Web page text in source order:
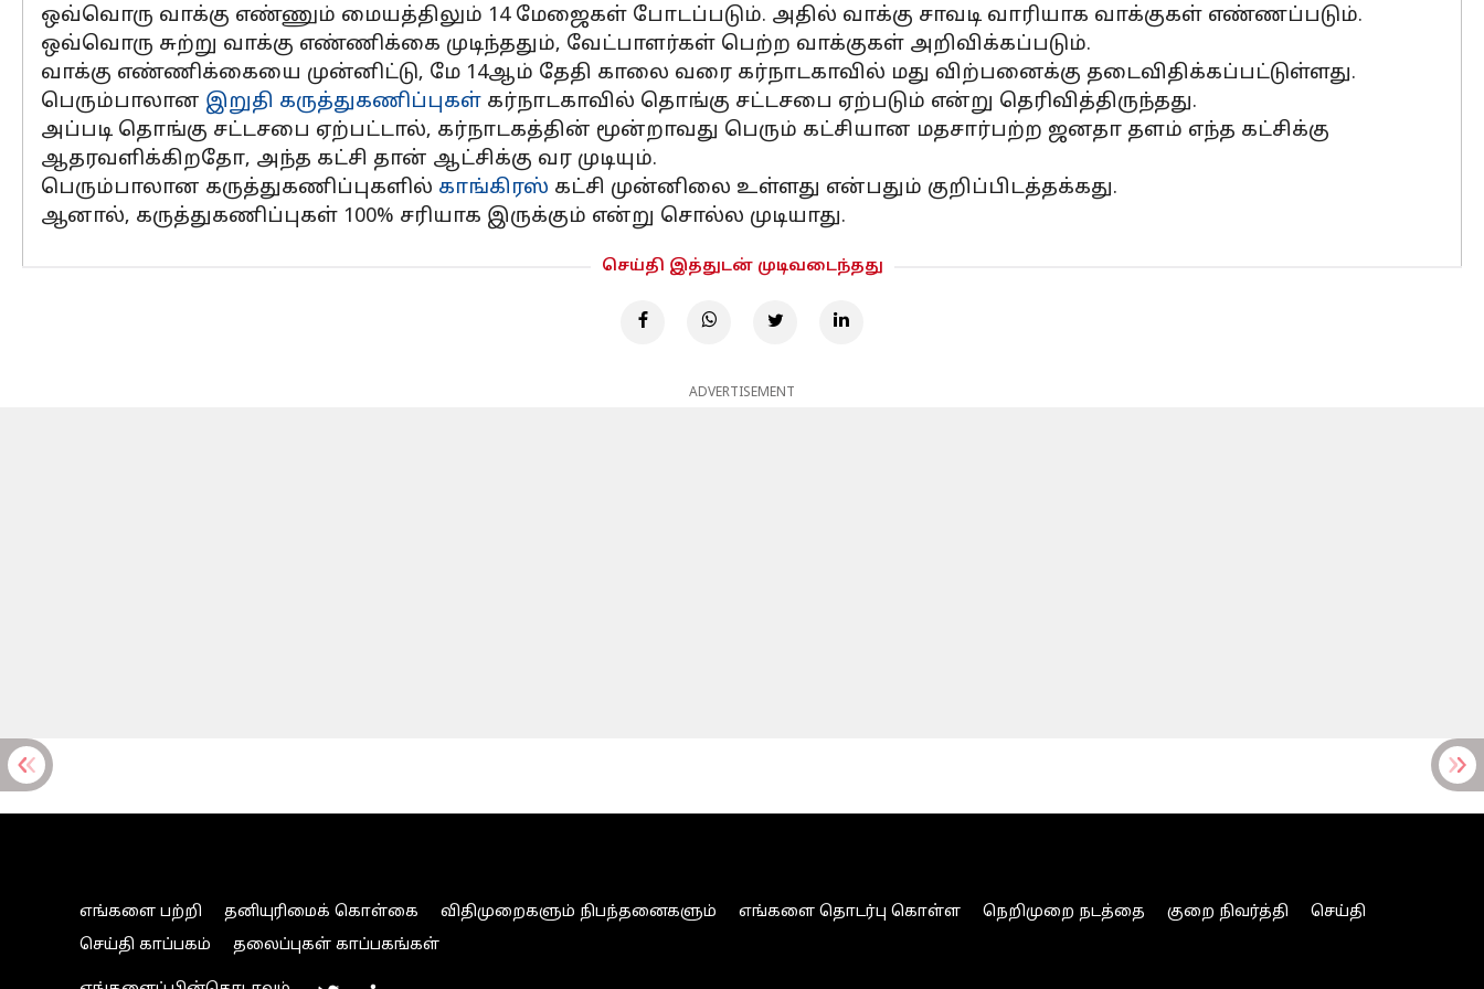
ஒவ்வொரு வாக்கு எண்ணும் மையத்திலும் 14 மேஜைகள் போடப்படும். அதில் வாக்கு சாவடி வாரியாக வாக்குகள் எண்ணப்படும்.
ஒவ்வொரு சுற்று வாக்கு எண்ணிக்கை முடிந்ததும், வேட்பாளர்கள் பெற்ற வாக்குகள் அறிவிக்கப்படும்.
வாக்கு எண்ணிக்கையை முன்னிட்டு, மே 14ஆம் தேதி காலை வரை கர்நாடகாவில் மது விற்பனைக்கு தடைவிதிக்கப்பட்டுள்ளது.
பெரும்பாலான இறுதி கருத்துகணிப்புகள் கர்நாடகாவில் தொங்கு சட்டசபை ஏற்படும் என்று தெரிவித்திருந்தது.
அப்படி தொங்கு சட்டசபை ஏற்பட்டால், கர்நாடகத்தின் மூன்றாவது பெரும் கட்சியான மதசார்பற்ற ஜனதா தளம் எந்த கட்சிக்கு
ஆதரவளிக்கிறதோ, அந்த கட்சி தான் ஆட்சிக்கு வர முடியும்.
பெரும்பாலான கருத்துகணிப்புகளில் காங்கிரஸ் கட்சி முன்னிலை உள்ளது என்பதும் குறிப்பிடத்தக்கது.
ஆனால், கருத்துகணிப்புகள் 100% சரியாக இருக்கும் என்று சொல்ல முடியாது.
செய்தி இத்துடன் முடிவடைந்தது
ADVERTISEMENT
எங்களை பற்றி தனியுரிமைக் கொள்கை விதிமுறைகளும் நிபந்தனைகளும் எங்களை தொடர்பு கொள்ள நெறிமுறை நடத்தை குறை நிவர்த்தி
செய்தி
செய்தி காப்பகம்
தலைப்புகள் காப்பகங்கள்